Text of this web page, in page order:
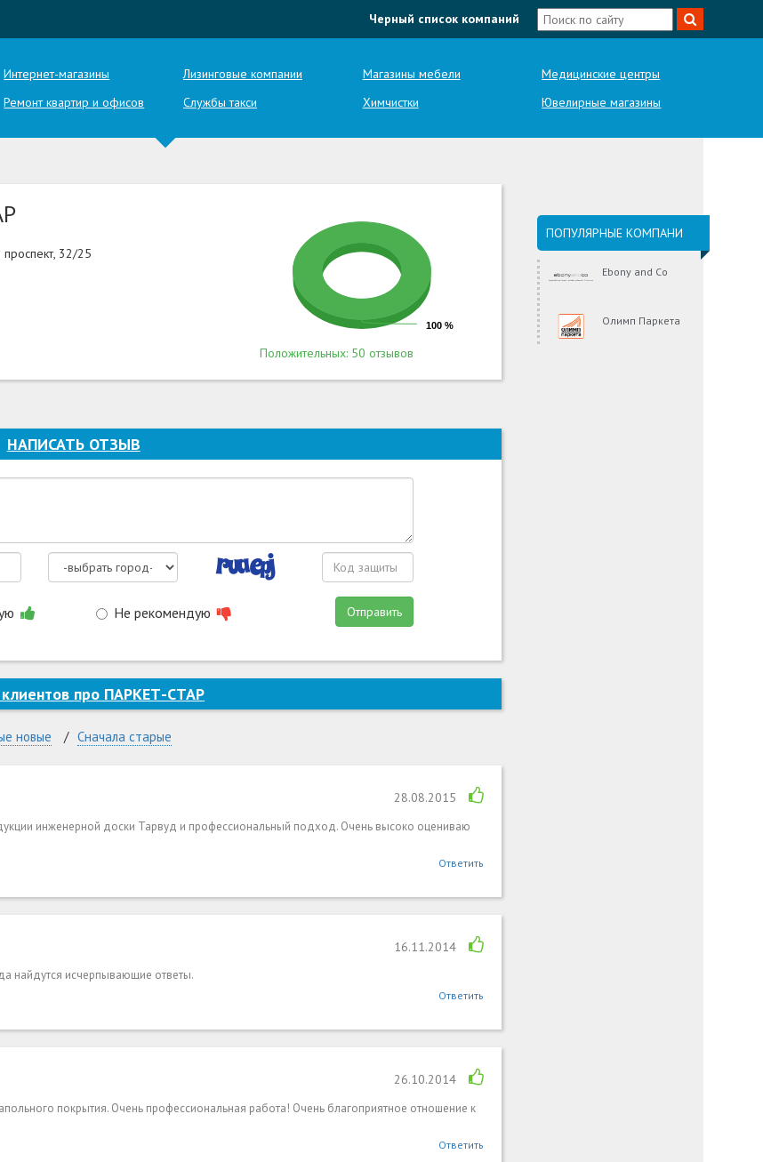
Черный список компаний
Интернет-магазины Лизинговые компании Магазины мебели
Медицинские центры
Ремонт квартир и офисов Службы такси Химчистки Ювелирные магазины
проспект, 32/25
100 %
Положительных: 50 отзывов
НАПИСАТЬ ОТЗЫВ
Не рекомендую Отправить
про ПАРКЕТ-СТАР
новые Сначала старые
28.08.2015
инженерной доски Тарвуд и профессиональный подход. Очень высоко оцениваю
Ответить
16.11.2014
найдутся исчерпывающие ответы.
Ответить
26.10.2014
покрытия. Очень профессиональная работа! Очень благоприятное отношение к
Ответить
ПОПУЛЯРНЫЕ КОМПАНИ
Ebony and Co
Олимп Паркета